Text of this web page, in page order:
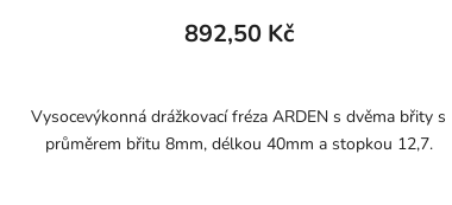
892,50 Kč
Vysocevýkonná drážkovací fréza ARDEN s dvěma břity s
průměrem břitu 8mm, délkou 40mm a stopkou 12,7.